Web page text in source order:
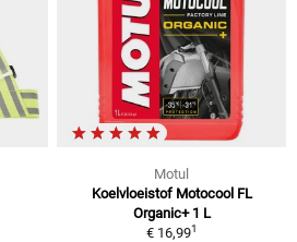
Motul
Koelvloeistof Motocool FL
Organic+ 1 L
€ 16,991